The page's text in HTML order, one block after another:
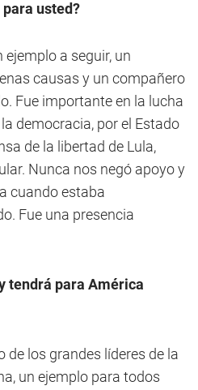
usted?
ejemplo a seguir, un
causas y un compañero
Fue importante en la lucha
democracia, por el Estado
de la libertad de Lula,
Nunca nos negó apoyo y
cuando estaba
Fue una presencia
tendrá para América
de los grandes líderes de la
un ejemplo para todos